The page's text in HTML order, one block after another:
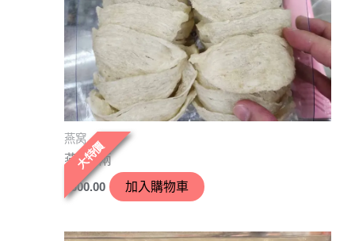
大特價
燕窝
燕盞1兩
600.00 加入購物車